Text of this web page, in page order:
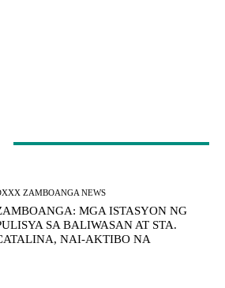
ZAMBOANGA NEWS
MGA ISTASYON NG
SA BALIWASAN AT STA.
NAI-AKTIBO NA